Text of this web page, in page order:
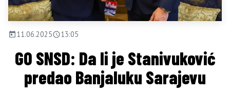
11.06.2025 13:05
GO SNSD: Da li je Stanivuković
predao Banjaluku Sarajevu